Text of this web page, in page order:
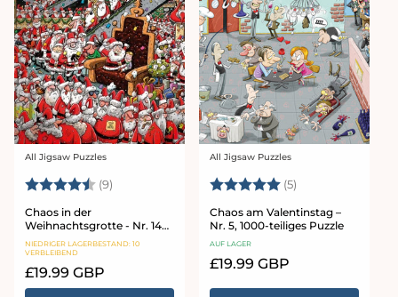
Anbieter:
All Jigsaw Puzzles
Bewertung:(9) 4.8 von 5 Sternen
Chaos in der
Weihnachtsgrotte - Nr. 14
1000 Weihnachtspuzzle
NIEDRIGER LAGERBESTAND: 10
VERBLEIBEND
Normaler
Preis
£19.99 GBP
Anbieter:
All Jigsaw Puzzles
Bewertung:(5)
Chaos am Valentinstag –
Nr. 5, 1000-teiliges Puzzle
AUF LAGER
Normaler
£19.99 GBP